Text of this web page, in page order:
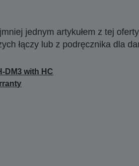
jednym artykułem z tej
łączy lub z podręcznika dla
DM3 with HC